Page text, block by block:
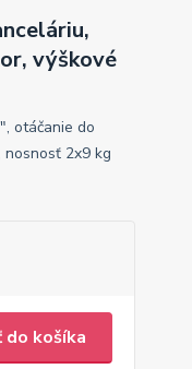
výškové
otáčanie do
nosnosť 2x9 kg
do košíka